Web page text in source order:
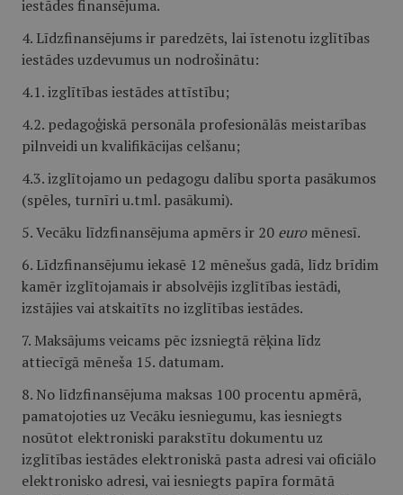
iestādes finansējuma.
4. Līdzfinansējums ir paredzēts, lai īstenotu izglītības
iestādes uzdevumus un nodrošinātu:
4.1. izglītības iestādes attīstību;
4.2. pedagoģiskā personāla profesionālās meistarības
pilnveidi un kvalifikācijas celšanu;
4.3. izglītojamo un pedagogu dalību sporta pasākumos
(spēles, turnīri u.tml. pasākumi).
5. Vecāku līdzfinansējuma apmērs ir 20 euromēnesī.
6. Līdzfinansējumu iekasē 12 mēnešus gadā, līdz brīdim
kamēr izglītojamais ir absolvējis izglītības iestādi,
izstājies vai atskaitīts no izglītības iestādes.
7. Maksājums veicams pēc izsniegtā rēķina līdz
attiecīgā mēneša 15. datumam.
8. No līdzfinansējuma maksas 100 procentu apmērā,
pamatojoties uz Vecāku iesniegumu, kas iesniegts
nosūtot elektroniski parakstītu dokumentu uz
izglītības iestādes elektroniskā pasta adresi vai oficiālo
elektronisko adresi, vai iesniegts papīra formātā